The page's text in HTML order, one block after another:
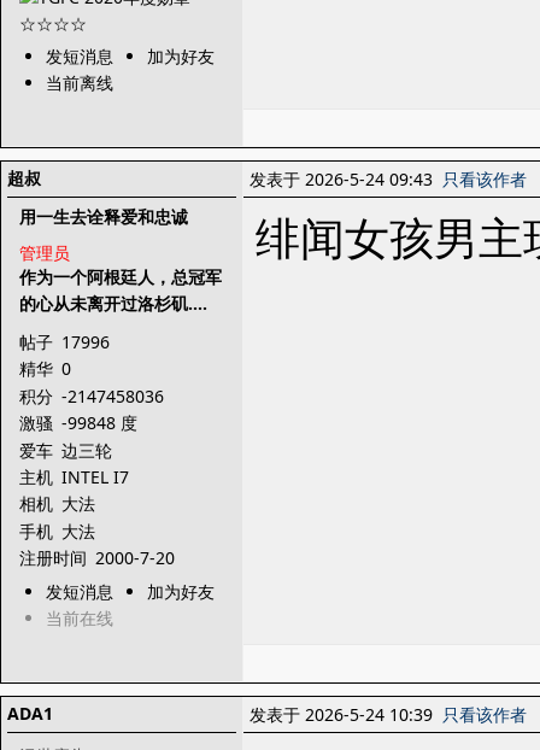
发短消息
加为好友
当前离线
超叔
用一生去诠释爱和忠诚
管理员
作为一个阿根廷人，总冠军
的心从未离开过洛杉矶....
帖子 17996
精华 0
积分 -2147458036
激骚 -99848 度
爱车 边三轮
主机 INTEL I7
相机 大法
手机 大法
注册时间 2000-7-20
发短消息
加为好友
当前在线
发表于 2026-5-24 09:43 只看该作者
绯闻女孩男主
ADA1
发表于 2026-5-24 10:39 只看该作者